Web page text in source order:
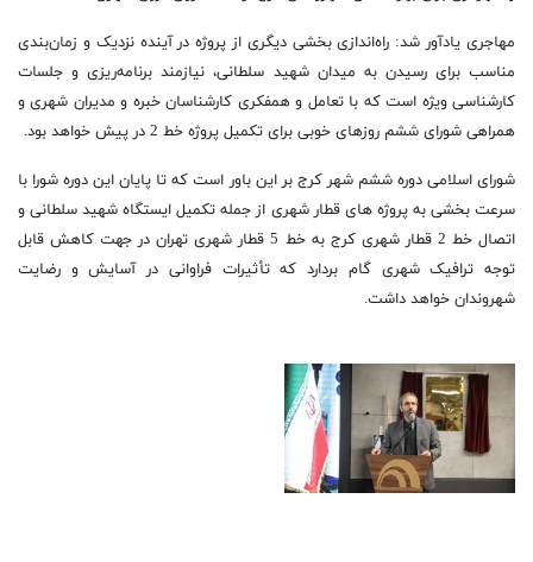
مهاجری یادآور شد: راه‌اندازی بخشی دیگری از پروژه در آینده نزدیک و زمان‌بندی
مناسب برای رسیدن به میدان شهید سلطانی، نیازمند برنامه‌ریزی و جلسات
کارشناسی ویژه است که با تعامل و همفکری کارشناسان خبره و مدیران شهری و
همراهی شورای ششم روزهای خوبی برای تکمیل پروژه خط 2 در پیش خواهد بود.
شورای اسلامی دوره ششم شهر کرج بر این باور است که تا پایان این دوره شورا با
سرعت بخشی به پروژه های قطار شهری از جمله تکمیل ایستگاه شهید سلطانی و
اتصال خط 2 قطار شهری کرج به خط 5 قطار شهری تهران در جهت کاهش قابل
توجه ترافیک شهری گام بردارد که تأثیرات فراوانی در آسایش و رضایت
شهروندان خواهد داشت.